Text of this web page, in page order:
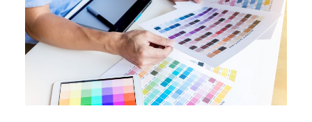
Catalogue/Webshop
Contacts